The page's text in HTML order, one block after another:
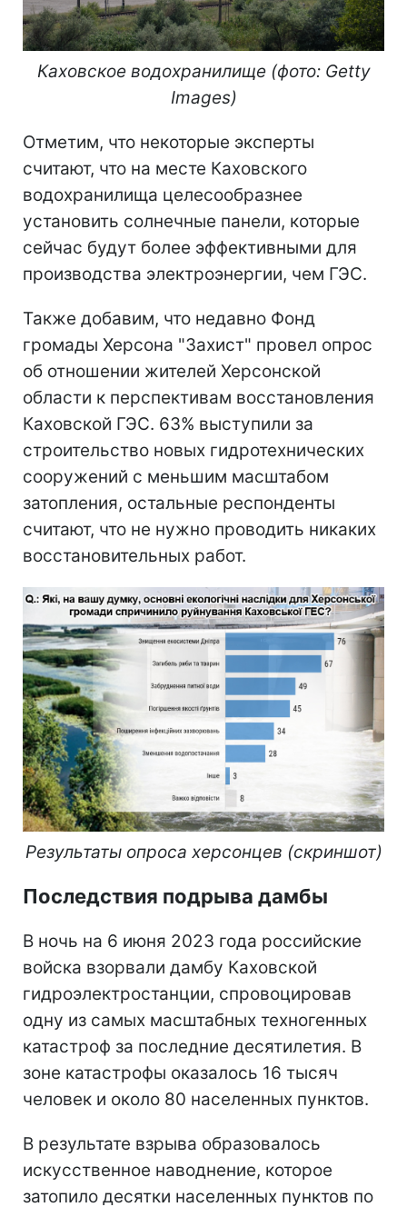
Каховское водохранилище (фото: Getty
Images)
Отметим, что некоторые эксперты
считают, что на месте Каховского
водохранилища целесообразнее
установить солнечные панели, которые
сейчас будут более эффективными для
производства электроэнергии, чем ГЭС.
Также добавим, что недавно Фонд
громады Херсона "Захист" провел опрос
об отношении жителей Херсонской
области к перспективам восстановления
Каховской ГЭС. 63% выступили за
строительство новых гидротехнических
сооружений с меньшим масштабом
затопления, остальные респонденты
считают, что не нужно проводить никаких
восстановительных работ.
Результаты опроса херсонцев (скриншот)
Последствия подрыва дамбы
В ночь на 6 июня 2023 года российские
войска взорвали дамбу Каховской
гидроэлектростанции, спровоцировав
одну из самых масштабных техногенных
катастроф за последние десятилетия. В
зоне катастрофы оказалось 16 тысяч
человек и около 80 населенных пунктов.
В результате взрыва образовалось
искусственное наводнение, которое
затопило десятки населенных пунктов по